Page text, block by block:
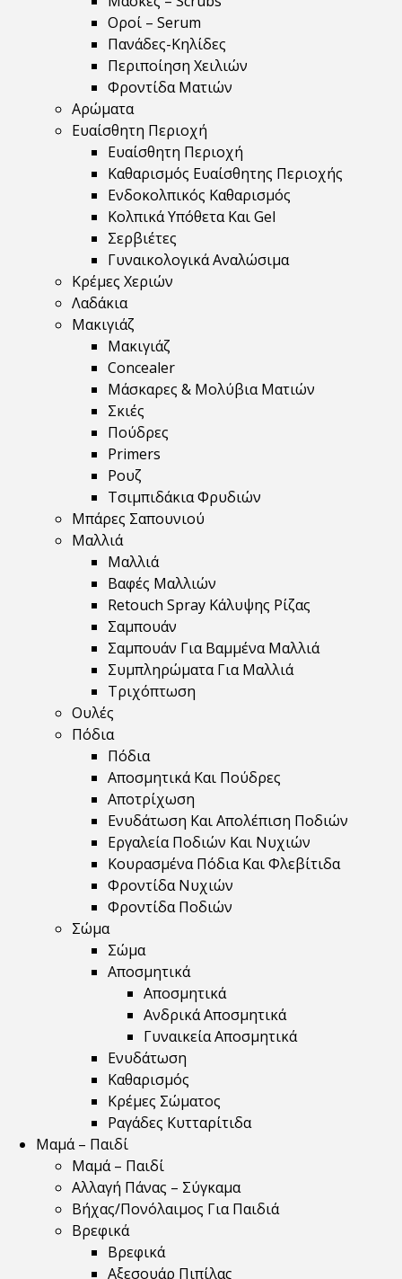
Οροί – Serum
Πανάδες-Κηλίδες
Περιποίηση Χειλιών
Φροντίδα Ματιών
Αρώματα
Ευαίσθητη Περιοχή
Ευαίσθητη Περιοχή
Καθαρισμός Ευαίσθητης Περιοχής
Ενδοκολπικός Καθαρισμός
Κολπικά Υπόθετα Και Gel
Σερβιέτες
Γυναικολογικά Αναλώσιμα
Κρέμες Χεριών
Λαδάκια
Μακιγιάζ
Μακιγιάζ
Concealer
Μάσκαρες & Μολύβια Ματιών
Σκιές
Πούδρες
Primers
Ρουζ
Τσιμπιδάκια Φρυδιών
Μπάρες Σαπουνιού
Μαλλιά
Μαλλιά
Βαφές Μαλλιών
Retouch Spray Κάλυψης Ρίζας
Σαμπουάν
Σαμπουάν Για Βαμμένα Μαλλιά
Συμπληρώματα Για Μαλλιά
Τριχόπτωση
Ουλές
Πόδια
Πόδια
Αποσμητικά Και Πούδρες
Αποτρίχωση
Ενυδάτωση Και Απολέπιση Ποδιών
Εργαλεία Ποδιών Και Νυχιών
Κουρασμένα Πόδια Και Φλεβίτιδα
Φροντίδα Νυχιών
Φροντίδα Ποδιών
Σώμα
Σώμα
Αποσμητικά
Αποσμητικά
Ανδρικά Αποσμητικά
Γυναικεία Αποσμητικά
Ενυδάτωση
Καθαρισμός
Κρέμες Σώματος
Ραγάδες Κυτταρίτιδα
Μαμά – Παιδί
Μαμά – Παιδί
Αλλαγή Πάνας – Σύγκαμα
Βήχας/Πονόλαιμος Για Παιδιά
Βρεφικά
Βρεφικά
Αξεσουάρ Πιπίλας